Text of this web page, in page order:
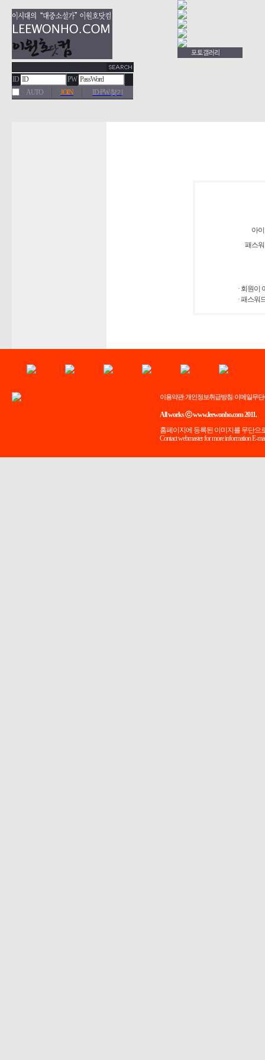
ID
PW
AUTO
JOIN ID·PW 찾기
아
패스
· 회원이
· 패스워
이용약관| 개인정보취급방침 이메일무
All works ⓒ www.leewonho.com 2011.
홈페이지에 등록된 이미지를 무단으
Contact webmaster for more information E-